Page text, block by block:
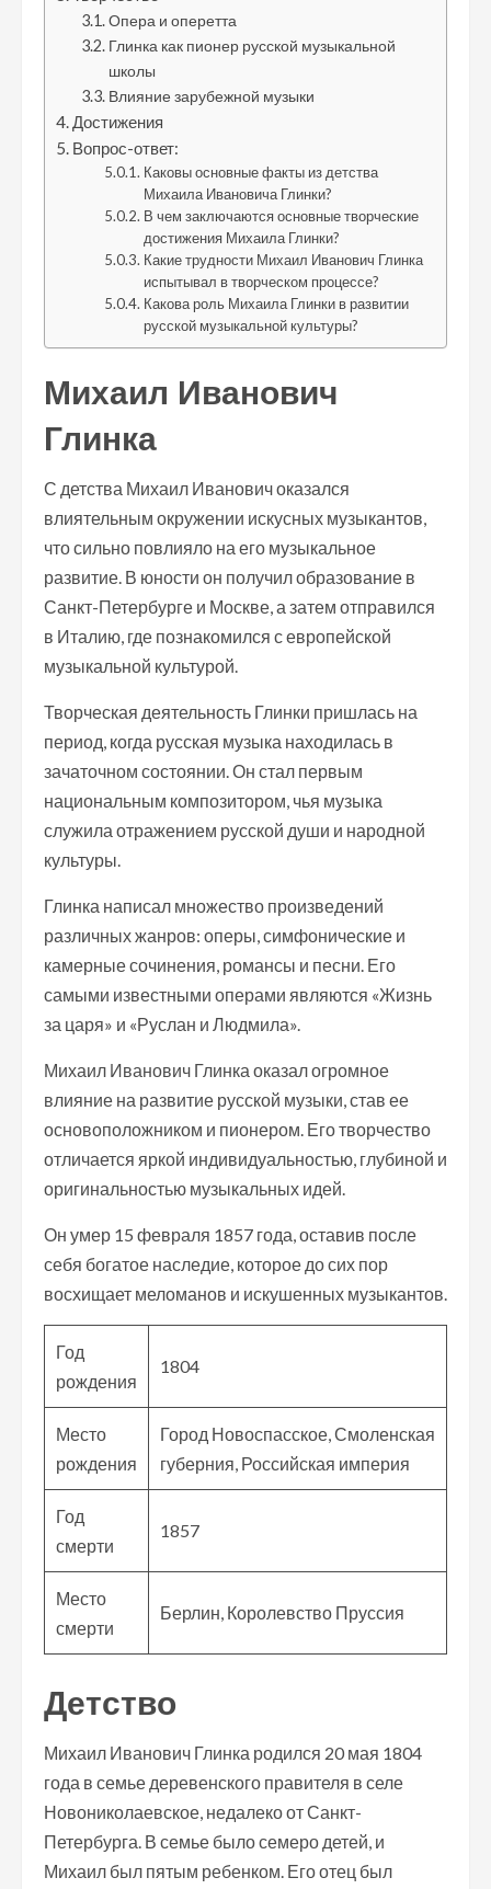
Опера и оперетта
Глинка как пионер русской музыкальной
школы
Влияние зарубежной музыки
Достижения
Вопрос-ответ:
Каковы основные факты из детства
Михаила Ивановича Глинки?
В чем заключаются основные творческие
достижения Михаила Глинки?
Какие трудности Михаил Иванович Глинка
испытывал в творческом процессе?
Какова роль Михаила Глинки в развитии
русской музыкальной культуры?
Михаил Иванович
Глинка
С детства Михаил Иванович оказался
влиятельным окружении искусных музыкантов,
что сильно повлияло на его музыкальное
развитие. В юности он получил образование в
Санкт-Петербурге и Москве, а затем отправился
в Италию, где познакомился с европейской
музыкальной культурой.
Творческая деятельность Глинки пришлась на
период, когда русская музыка находилась в
зачаточном состоянии. Он стал первым
национальным композитором, чья музыка
служила отражением русской души и народной
культуры.
Глинка написал множество произведений
различных жанров: оперы, симфонические и
камерные сочинения, романсы и песни. Его
самыми известными операми являются «Жизнь
за царя» и «Руслан и Людмила».
Михаил Иванович Глинка оказал огромное
влияние на развитие русской музыки, став ее
основоположником и пионером. Его творчество
отличается яркой индивидуальностью, глубиной и
оригинальностью музыкальных идей.
Он умер 15 февраля 1857 года, оставив после
себя богатое наследие, которое до сих пор
восхищает меломанов и искушенных музыкантов.
Год
рождения
1804
Место
рождения
Город Новоспасское, Смоленская
губерния, Российская империя
Год
смерти
1857
Место
смерти
Берлин, Королевство Пруссия
Детство
Михаил Иванович Глинка родился 20 мая 1804
года в семье деревенского правителя в селе
Новониколаевское, недалеко от Санкт-
Петербурга. В семье было семеро детей, и
Михаил был пятым ребенком. Его отец был